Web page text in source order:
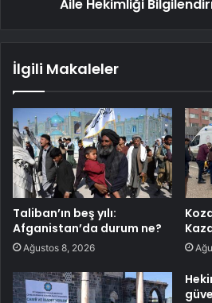
Aile Hekimliği
İlgili Makaleler
Taliban’ın beş yılı:
Afganistan’da durum ne?
Ağustos 8, 2026